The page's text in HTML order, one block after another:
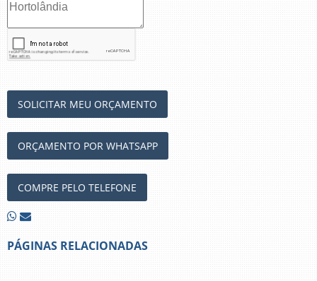
SOLICITAR MEU ORÇAMENTO
ORÇAMENTO POR WHATSAPP
COMPRE PELO TELEFONE
PÁGINAS RELACIONADAS